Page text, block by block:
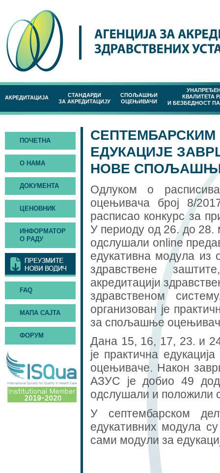
АКРЕДИТАЦИЈА
СТАНДАРДИ
ЗА АКРЕДИТАЦИЈУ
СПОЉАШЊИ
ОЦЕЊИВАЧИ
КВАЛИТЕТА
И БЕЗБЕДНОСТ
ПОЧЕТНА
О НАМА
ДОКУМЕНТА
ЦЕНОВНИК
ИНФОРМАТОР
О РАДУ
FAQ
МАПА САЈТА
ФОРУМ
ЕДУКАЦИЈЕ
НОВЕ
Одлуком о
оцењивача број 8/
расписао конкурс за
У периоду од 26. до 28.
одслушали online
едукативна модула из
здравствене
акредитацији
здравственом
организован је
за спољашње
Дана 15, 16, 17, 23. и
је практична
оцењиваче. Након
АЗУС је добио 49
одслушали и положили
У септембарском
едукативних модула
сами модули за